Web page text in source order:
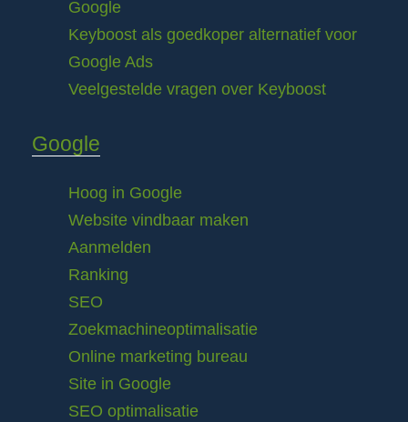
Google
Keyboost als goedkoper alternatief voor
Google Ads
Veelgestelde vragen over Keyboost
Google
Hoog in Google
Website vindbaar maken
Aanmelden
Ranking
SEO
Zoekmachineoptimalisatie
Online marketing bureau
Site in Google
SEO optimalisatie